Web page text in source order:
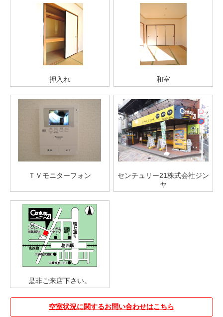
押入れ 和室
ＴＶモニターフォン
センチュリー21株式会社ジン
ヤ
是非ご来店下さい。
空室状況に関するお問い合わせはこちら